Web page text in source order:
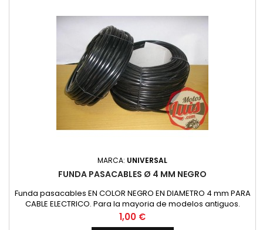
MARCA: UNIVERSAL
FUNDA PASACABLES Ø 4 MM NEGRO
Funda pasacables EN COLOR NEGRO EN DIAMETRO 4 mm PARA
CABLE ELECTRICO. Para la mayoria de modelos antiguos.
Precio por metro Especificar la cantidad de metros en la
cesta de la compra.
Precio
1,00 €